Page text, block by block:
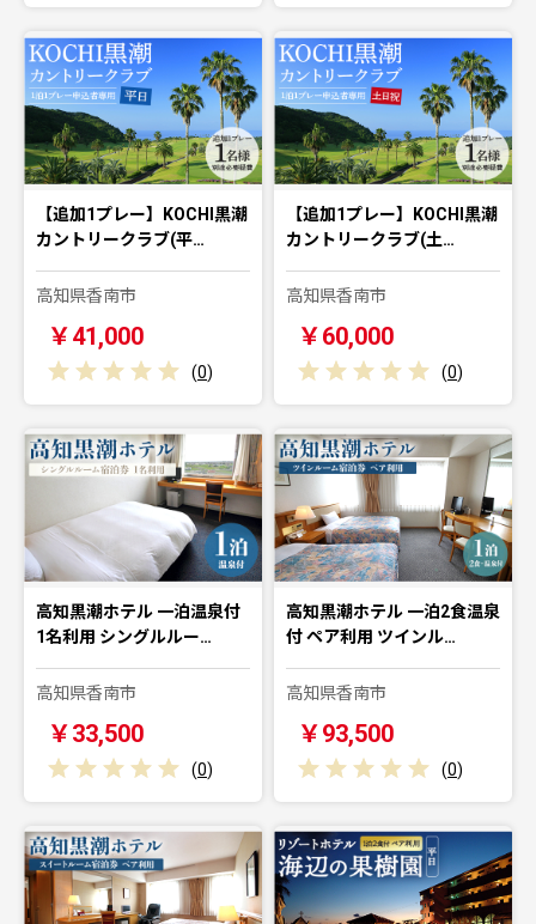
【追加1プレー】KOCHI黒潮
カントリークラブ(平…
高知県香南市
￥41,000
(0)
【追加1プレー】KOCHI黒潮
カントリークラブ(土…
高知県香南市
￥60,000
(0)
高知黒潮ホテル 一泊温泉付
1名利用 シングルルー…
高知県香南市
￥33,500
(0)
高知黒潮ホテル 一泊2食温泉
付 ペア利用 ツインル…
高知県香南市
￥93,500
(0)